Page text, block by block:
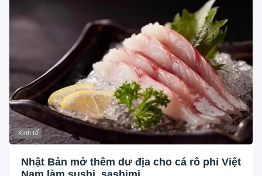
Kinh tế
Nhật Bản mở thêm dư địa cho cá rô phi Việt